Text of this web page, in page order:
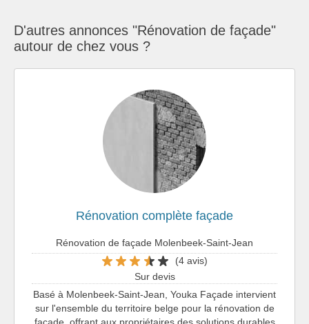
D'autres annonces "Rénovation de façade"
autour de chez vous ?
Rénovation complète façade
Rénovation de façade Molenbeek-Saint-Jean
(4 avis)
Sur devis
Basé à Molenbeek-Saint-Jean, Youka Façade intervient
sur l'ensemble du territoire belge pour la rénovation de